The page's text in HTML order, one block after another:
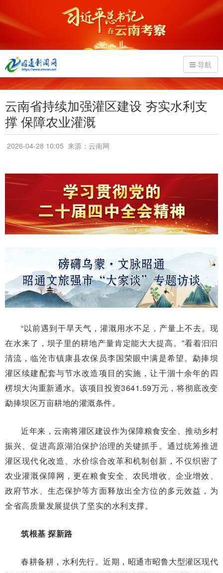
导航
云南省持续加强灌区建设 夯实水利支
撑 保障农业灌溉
2026-04-28 10:05 来源：云南网
“以前遇到干旱天气，灌溉用水不足，产量上不去。现
在水来了，坝子里的耕地产量肯定能大大提高。”看着汩汩
清流，临沧市镇康县农保员李国荣眼中满是希望。勐捧坝
灌区续建配套与节水改造项目的实施，让干涸十余年的四
楞坝大沟重新通水。该项目投资3641.59万元，将彻底改变
勐捧坝区万亩耕地的灌溉条件。
近年来，云南将灌区建设作为保障粮食安全、推动乡村
振兴、促进高原湖泊保护治理的关键抓手。通过统筹推进
灌区现代化改造、水价综合改革和机制创新，不仅织密了
农业灌溉保障网，更在粮食安全、农民增收、企业增效、
政府节水、生态保护等方面释放出全方位的多元效益，为
全省高质量发展提供了坚实的水利支撑。
筑根基 探新路
春耕备耕，水利先行。近期，昭通市昭鲁大型灌区现代